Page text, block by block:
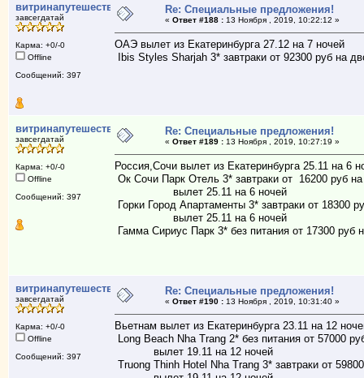
витринапутешествий
завсегдатай
Карма: +0/-0
Offline
Сообщений: 397
Re: Специальные предложения!
« Ответ #188 :13 Ноября , 2019, 10:22:12 »
ОАЭ вылет из Екатеринбурга 27.12 на 7 ночей
Ibis Styles Sharjah 3* завтраки от 92300 руб на
витринапутешествий
завсегдатай
Карма: +0/-0
Offline
Сообщений: 397
Re: Специальные предложения!
« Ответ #189 :13 Ноября , 2019, 10:27:19 »
Россия,Сочи вылет из Екатеринбурга 25.11 на 6
Ок Сочи Парк Отель 3* завтраки от 16200 руб
вылет 25.11 на 6 ночей
Горки Город Апартаменты 3* завтраки от 18300
вылет 25.11 на 6 ночей
Гамма Сириус Парк 3* без питания от 17300 руб
витринапутешествий
завсегдатай
Карма: +0/-0
Offline
Сообщений: 397
Re: Специальные предложения!
« Ответ #190 :13 Ноября , 2019, 10:31:40 »
Вьетнам вылет из Екатеринбурга 23.11 на 12
Long Beach Nha Trang 2* без питания от 57000
вылет 19.11 на 12 ночей
Truong Thinh Hotel Nha Trang 3* завтраки от